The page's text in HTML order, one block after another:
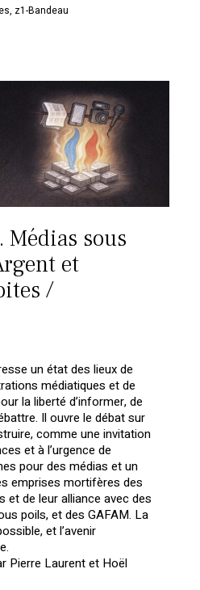
, z1-Bandeau
Médias sous
et
/
un état des lieux de
médiatiques et de
la liberté d’informer, de
Il ouvre le débat sur
comme une invitation
et à l’urgence de
pour des médias et un
emprises mortifères des
et de leur alliance avec des
poils, et des GAFAM. La
et l’avenir
Pierre Laurent et Hoël